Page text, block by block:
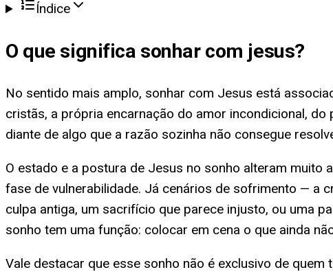
Índice
O que significa sonhar com jesus?
No sentido mais amplo, sonhar com Jesus está
cristãs, a própria encarnação do amor incondicional,
diante de algo que a razão sozinha não consegue
O estado e a postura de Jesus no sonho alteram muito
fase de vulnerabilidade. Já cenários de sofrimento — a
culpa antiga, um sacrifício que parece injusto, ou uma
sonho tem uma função: colocar em cena o que ainda
Vale destacar que esse sonho não é exclusivo de